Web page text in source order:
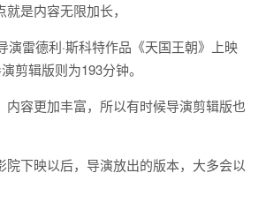
是内容无限加长，
演雷德利·斯科特作品《天国王朝》上映
剪辑版则为193分钟。
内容更加丰富，所以有时候导演剪辑版也
院下映以后，导演放出的版本，大多会以